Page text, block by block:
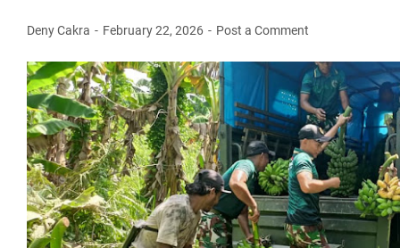
Deny Cakra February 22, 2026 Post a Comment